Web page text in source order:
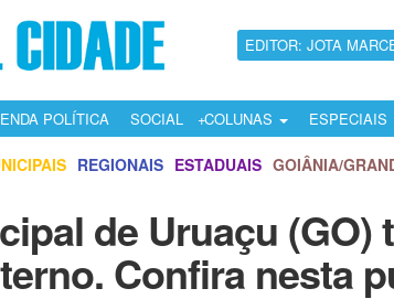
EDITOR: JOTA
POLÍTICA SOCIAL COLUNAS ESPECIAIS
REGIONAIS ESTADUAIS GOIÂNIA/
de Uruaçu (GO)
Confira nesta